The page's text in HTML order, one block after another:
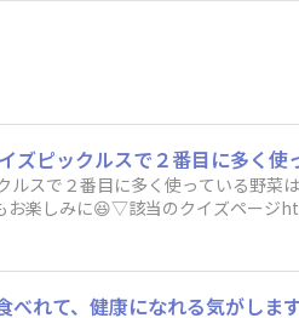
ルスで２番目に多く使っている野菜
お楽しみに😆▽該当のクイズペー